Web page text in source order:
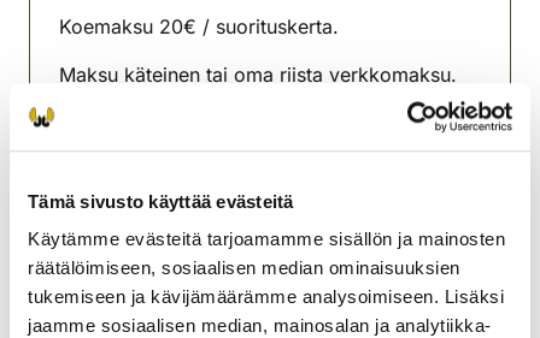
Tämä sivusto käyttää evästeitä
Käytämme evästeitä tarjoamamme sisällön ja mainosten
räätälöimiseen, sosiaalisen median ominaisuuksien
tukemiseen ja kävijämäärämme analysoimiseen. Lisäksi
jaamme sosiaalisen median, mainosalan ja analytiikka-
Koemaksu 20€ / suorituskerta.
Maksu käteinen tai oma riista verkkomaksu.
Oulu
0400-166780
kiiminki-ylikiiminki@rhy.riista.fi